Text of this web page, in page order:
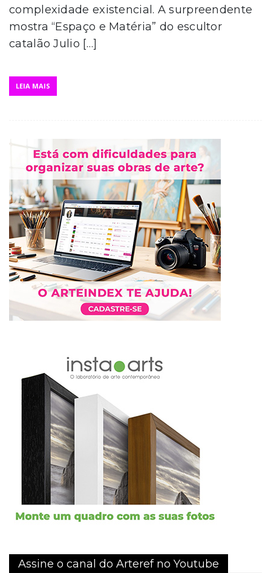
complexidade existencial. A surpreendente
mostra “Espaço e Matéria” do escultor
catalão Julio […]
LEIA MAIS
Assine o canal do Arteref no Youtube